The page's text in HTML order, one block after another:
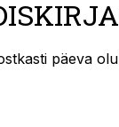
päeva